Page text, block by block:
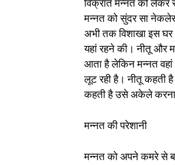
विक्रांत मन्नत को लेकर
मन्नत को सुंदर सा
अभी तक विशाखा इस
यहां रहने की। नीतू और
आता है लेकिन मन्नत वहां
लूट रही है। नीतू कहती
कहती है उसे अकेले करना
मन्नत की परेशानी
मन्नत को अपने कमरे से